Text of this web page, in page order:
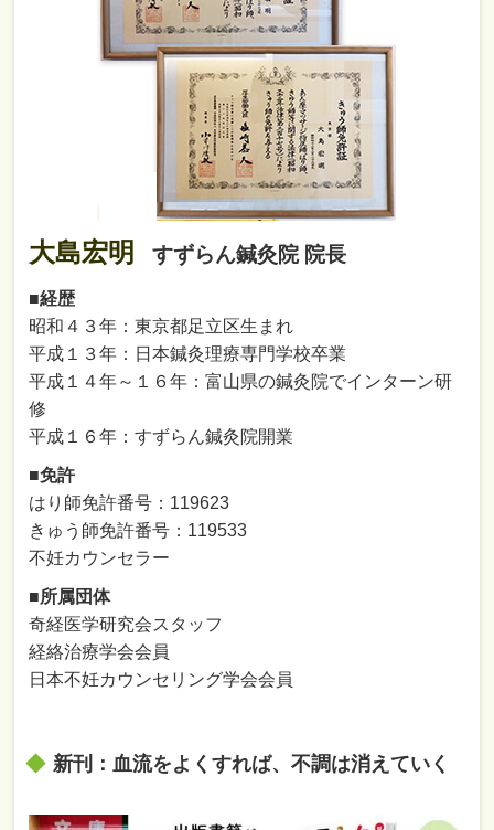
大島宏明 すずらん鍼灸院 院長
■経歴
昭和４３年：東京都足立区生まれ
平成１３年：日本鍼灸理療専門学校卒業
平成１４年～１６年：富山県の鍼灸院でインターン研
修
平成１６年：すずらん鍼灸院開業
■免許
はり師免許番号：119623
きゅう師免許番号：119533
不妊カウンセラー
■所属団体
奇経医学研究会スタッフ
経絡治療学会会員
日本不妊カウンセリング学会会員
新刊：血流をよくすれば、不調は消えていく